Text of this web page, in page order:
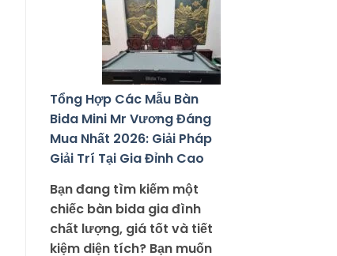
Tổng Hợp Các Mẫu Bàn
Bida Mini Mr Vương Đáng
Mua Nhất 2026: Giải Pháp
Giải Trí Tại Gia Đỉnh Cao
Bạn đang tìm kiếm một
chiếc bàn bida gia đình
chất lượng, giá tốt và tiết
kiệm diện tích? Bạn muốn